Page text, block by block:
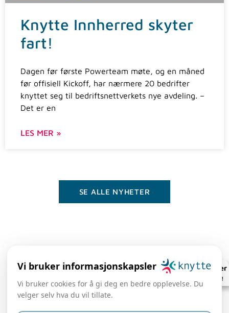
Knytte Innherred skyter
fart!
Dagen før første Powerteam møte, og en måned
før offisiell Kickoff, har nærmere 20 bedrifter
knyttet seg til bedriftsnettverkets nye avdeling. –
Det er en
LES MER »
SE ALLE NYHETER
Knyttekalender
Se hva som skjer!
Vi bruker informasjonskapsler
Vi bruker cookies for å gi deg en bedre opplevelse. Du
velger selv hva du vil tillate.